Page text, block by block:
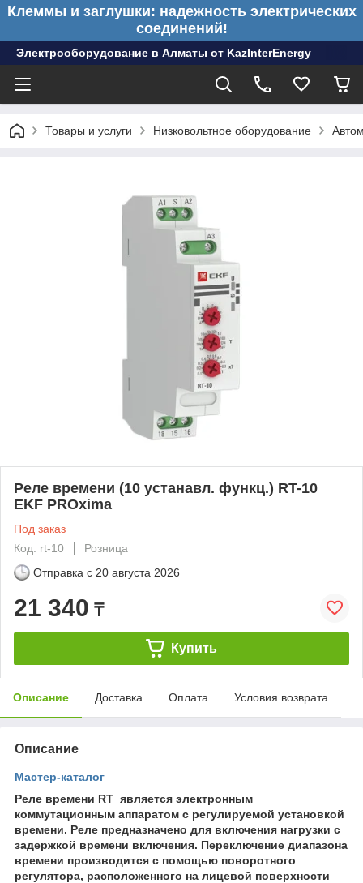
Клеммы и заглушки: надежность электрических
соединений!
Электрооборудование в Алматы от KazInterEnergy
Товары и услуги Низковольтное оборудование
Реле времени (10 устанавл. функц.) RT-10
EKF PROxima
Под заказ
Код: rt-10
Розница
Отправка с 20 августа 2026
21 340 ₸
Купить
Описание Доставка Оплата Условия возврата
Описание
Мастер-каталог
Реле времени RT является электронным
коммутационным аппаратом с регулируемой установкой
времени. Реле предназначено для включения нагрузки с
задержкой времени включения. Переключение диапазона
времени производится с помощью поворотного
регулятора, расположенного на лицевой поверхности